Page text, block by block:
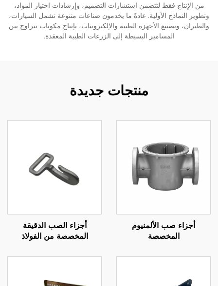
فقط لتتضمن استشارات التصميم، وإرشادات اختيار المواد،
الأولية. عادةً ما يخدمون صناعات متنوعة تشمل السيارات،
الأجهزة الطبية والإلكترونيات، بإنتاج مكونات تتراوح بين
المسامير البسيطة إلى الزرعات الطبية المعقدة.
منتجات جديدة
صب الألمنيوم
أجزاء الصب الدقيقة
المخصصة من الفولاذ